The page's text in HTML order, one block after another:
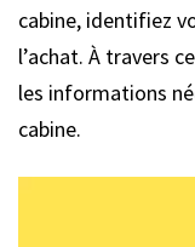
cabine, identifiez
l’achat. À travers
les informations
cabine.